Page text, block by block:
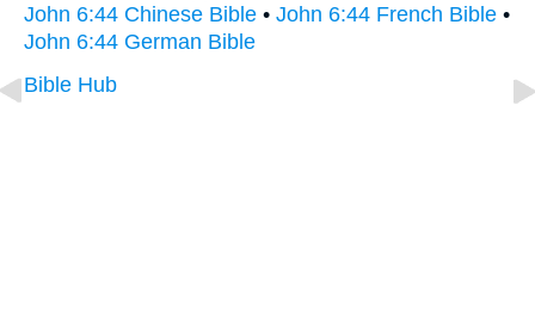
John 6:44 Chinese Bible • John 6:44 French Bible •
John 6:44 German Bible
Bible Hub